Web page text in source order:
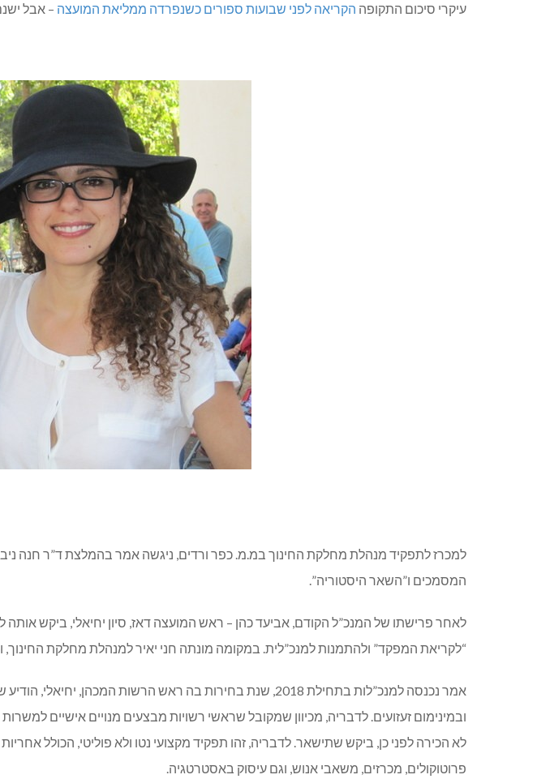
עיקרי סיכום התקופה הקריאה לפני שבועות ספורים כשנפרדה ממליאת המועצה – אבל
למכרז לתפקיד מנהלת מחלקת החינוך במ.מ. כפר ורדים, ניגשה אמר בהמלצת ד”ר חנה
המסמכים ו”השאר היסטוריה”.
לאחר פרישתו של המנכ”ל הקודם, אביעד כהן – ראש המועצה דאז, סיון יחיאלי, ביקש
“לקריאת המפקד” ולהתמנות למנכ”לית. במקומה מונתה חני יאיר למנהלת מחלקת
אמר נכנסה למנכ”לות בתחילת 2018, שנת בחירות בה ראש הרשות
ובמינימום זעזועים. לדבריה, מכיוון שמקובל שראשי רשויות מבצעים מנויים אישיים
לא הכירה לפני כן, ביקש שתישאר. לדבריה, זהו תפקיד מקצועי נטו ולא פוליטי, הכולל
פרוטוקולים, מכרזים, משאבי אנוש, וגם עיסוק באסטרטגיה.